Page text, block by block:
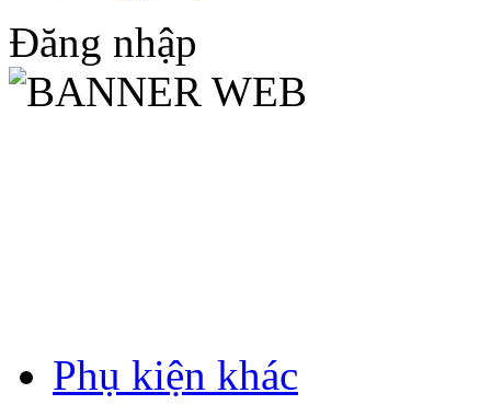
Đăng nhập
Phụ kiện khác